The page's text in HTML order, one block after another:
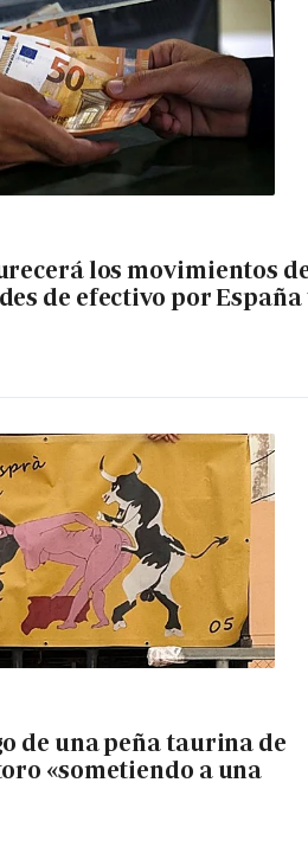
los movimientos
de efectivo por España
de una peña taurina de
«sometiendo a una